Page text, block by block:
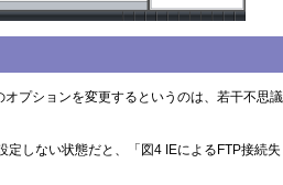
プションを変更するというのは、若干不思議
しない状態だと、「図4 IEによるFTP接続失